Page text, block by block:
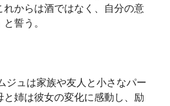
れからは酒ではなく、自分の意
誓う。
ジュは家族や友人と小さなパー
と姉は彼女の変化に感動し、励